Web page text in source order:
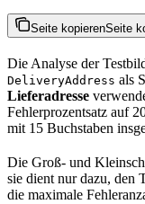
Seite kopierenSeite
Die Analyse der
DeliveryAddress als
Lieferadresse
Fehlerprozentsatz auf
mit 15 Buchstaben
Die Groß- und
sie dient nur dazu, den
die maximale